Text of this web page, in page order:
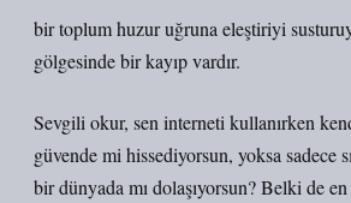
bir toplum huzur uğruna eleştiriyi
gölgesinde bir kayıp vardır.
Sevgili okur, sen interneti kullanırken
güvende mi hissediyorsun, yoksa sadece
bir dünyada mı dolaşıyorsun?Belki de